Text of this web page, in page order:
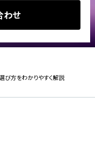
わせ
び方をわかりやすく解説